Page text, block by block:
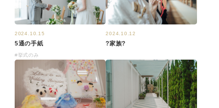
2024.10.15
5通の手紙
#挙式のみ
2024.10.12
?家族?